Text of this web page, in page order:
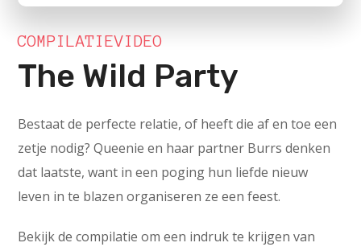
COMPILATIEVIDEO
The Wild Party
Bestaat de perfecte relatie, of heeft die af en toe een
zetje nodig? Queenie en haar partner Burrs denken
dat laatste, want in een poging hun liefde nieuw
leven in te blazen organiseren ze een feest.
Bekijk de compilatie om een indruk te krijgen van